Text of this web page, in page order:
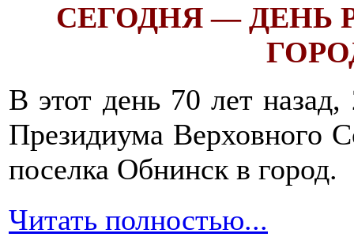
СЕГОДНЯ — ДЕНЬ
В этот день 70 лет
Президиума Верховного
поселка Обнинск в город.
Читать полностью...